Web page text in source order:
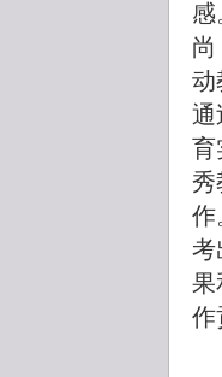
感
尚
动
通
秀
作
考
果
作